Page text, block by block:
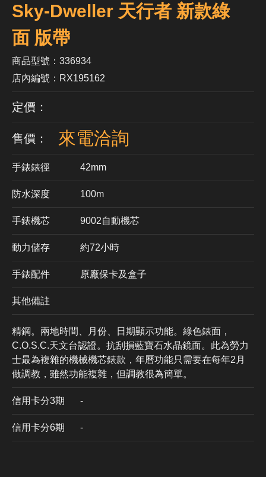
Sky-Dweller 天行者 新款綠
面 版帶
商品型號：336934
店內編號：RX195162
定價：
售價： 來電洽詢
手錶錶徑 42mm
防水深度 100m
手錶機芯 ​9002自動機芯
動力儲存 約72小時
手錶配件 原廠保卡及盒子
其他備註
精鋼。兩地時間、月份、日期顯示功能。綠色錶面，
C.O.S.C.天文台認證。抗刮損藍寶石水晶鏡面。此為勞力
士最為複雜的機械機芯錶款，年曆功能只需要在每年2月
做調教，雖然功能複雜，但調教很為簡單。
信用卡分3期 ​-
信用卡分6期 -